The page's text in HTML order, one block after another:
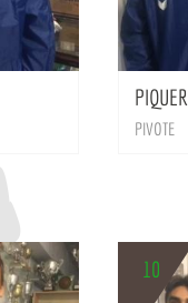
BIO
PIQUER
PIVOTE
10